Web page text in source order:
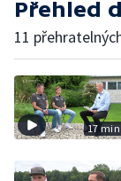
Přehled
11
17 min